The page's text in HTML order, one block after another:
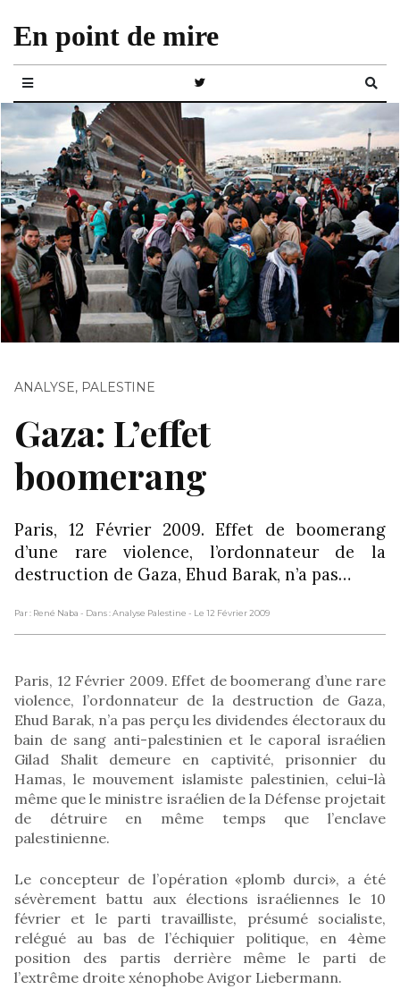
En point de mire
ANALYSE, PALESTINE
Gaza: L’effet
boomerang
Paris, 12 Février 2009. Effet de boomerang
d’une rare violence, l’ordonnateur de la
destruction de Gaza, Ehud Barak, n’a pas…
Par : René Naba - Dans : Analyse Palestine - Le 12 Février 2009
Paris, 12 Février 2009. Effet de boomerang d’une rare
violence, l’ordonnateur de la destruction de Gaza,
Ehud Barak, n’a pas perçu les dividendes électoraux du
bain de sang anti-palestinien et le caporal israélien
Gilad Shalit demeure en captivité, prisonnier du
Hamas, le mouvement islamiste palestinien, celui-là
même que le ministre israélien de la Défense projetait
de détruire en même temps que l’enclave
palestinienne.
Le concepteur de l’opération «plomb durci», a été
sévèrement battu aux élections israéliennes le 10
février et le parti travailliste, présumé socialiste,
relégué au bas de l’échiquier politique, en 4ème
position des partis derrière même le parti de
l’extrême droite xénophobe Avigor Liebermann.